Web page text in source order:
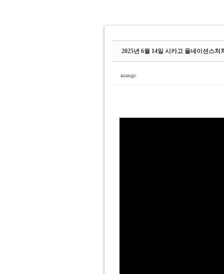
2025년 6월 14일 시카고 올네이션스처
azangc